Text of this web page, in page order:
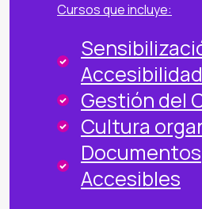
Cursos que incluye:
Gestión del
Cultura
Documentos
Accesibles